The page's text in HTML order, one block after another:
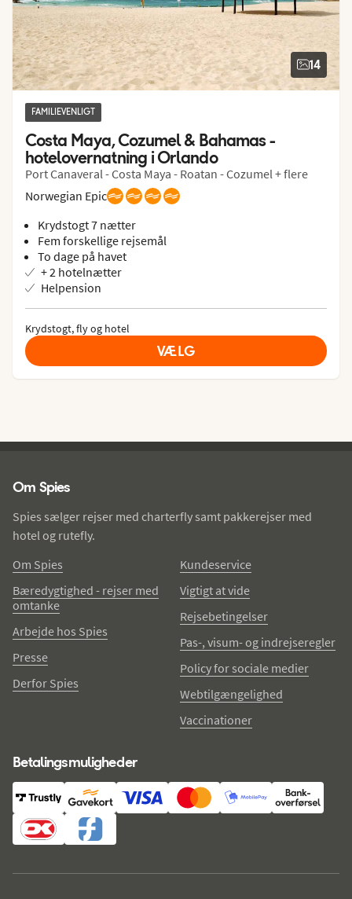
14
FAMILIEVENLIGT
Costa Maya, Cozumel & Bahamas -
hotelovernatning i Orlando
Port Canaveral - Costa Maya - Roatan - Cozumel + flere
Norwegian Epic
Krydstogt 7 nætter
Fem forskellige rejsemål
To dage på havet
+ 2 hotelnætter
Helpension
Krydstogt, fly og hotel
VÆLG
Om Spies
Spies sælger rejser med charterfly samt pakkerejser med
hotel og rutefly.
Om Spies
Bæredygtighed - rejser med
omtanke
Arbejde hos Spies
Presse
Derfor Spies
Kundeservice
Vigtigt at vide
Rejsebetingelser
Pas-, visum- og indrejseregler
Policy for sociale medier
Webtilgængelighed
Vaccinationer
Betalingsmuligheder